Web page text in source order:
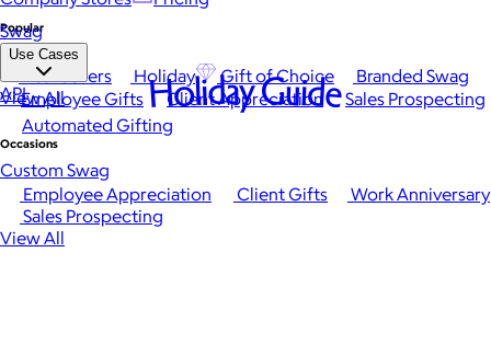
Popular
Best Sellers Holiday Gift of Choice
Branded Swag
View All
Occasions
Employee Appreciation Client Gifts
Work Anniversary
Sales Prospecting
View All
Swag
Use Cases
Employee Gifts Client Appreciation
Sales Prospecting
Automated Gifting
Custom Swag
API Holiday Guide